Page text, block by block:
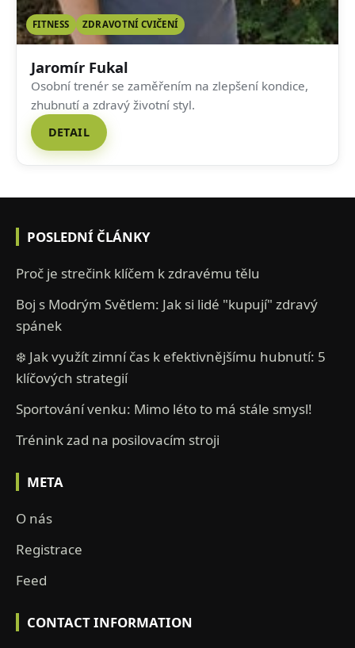
FITNESS ZDRAVOTNÍ CVIČENÍ
Jaromír Fukal
Osobní trenér se zaměřením na zlepšení kondice,
zhubnutí a zdravý životní styl.
DETAIL
POSLEDNÍ ČLÁNKY
Proč je strečink klíčem k zdravému tělu
Boj s Modrým Světlem: Jak si lidé "kupují" zdravý
spánek
❄️ Jak využít zimní čas k efektivnějšímu hubnutí: 5
klíčových strategií
Sportování venku: Mimo léto to má stále smysl!
Trénink zad na posilovacím stroji
META
O nás
Registrace
Feed
CONTACT INFORMATION